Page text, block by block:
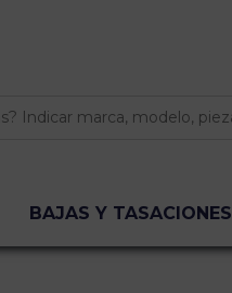
BAJAS Y TASACIONES